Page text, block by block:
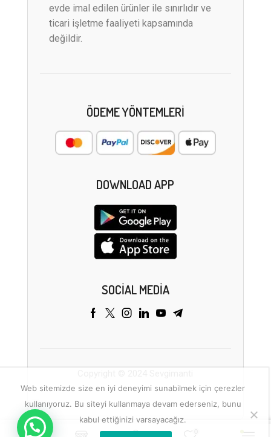
evde imal edilen ürünler ile sınırlıdır ve
ticari işletme faaliyeti kapsamında
değildir.
ÖDEME YÖNTEMLERI
DOWNLOAD APP
SOCIAL MEDIA
Web sitemizde size en iyi deneyimi sunabilmek için çerezler
kullanıyoruz. Bu siteyi kullanmaya devam ederseniz, bunu
kabul ettiğinizi varsayacağız.